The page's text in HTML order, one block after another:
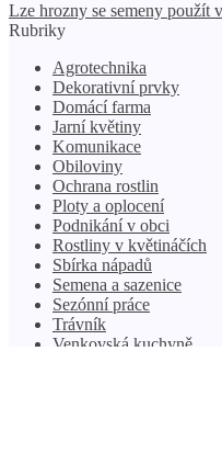
Lze hrozny se semeny použít
Rubriky
Agrotechnika
Dekorativní prvky
Domácí farma
Jarní květiny
Komunikace
Obiloviny
Ochrana rostlin
Ploty a oplocení
Podnikání v obci
Rostliny v květináčích
Sbírka nápadů
Semena a sazenice
Sezónní práce
Trávník
Venkovská kuchyně